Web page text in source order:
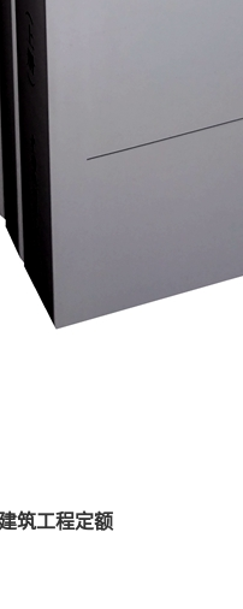
筑工程定额